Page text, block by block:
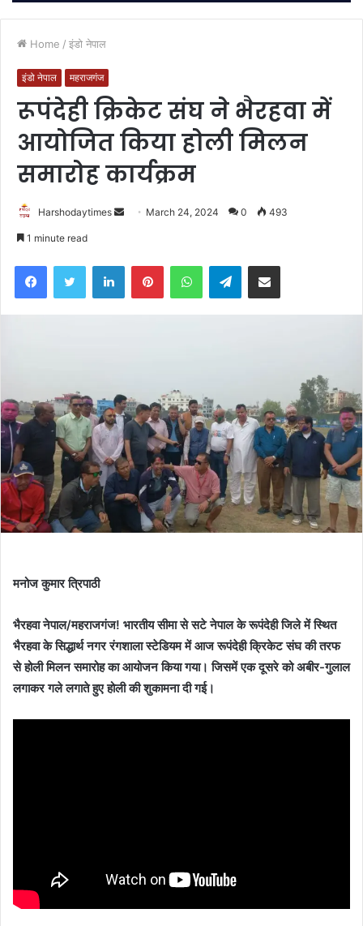
Home / इंडो नेपाल
इंडो नेपाल महराजगंज
रूपंदेही क्रिकेट संघ ने भैरहवा में
आयोजित किया होली मिलन
समारोह कार्यक्रम
Harshodaytimes
Send March 24, 2024 0 493
1 minute read
FacebookTwitter LinkedInPinterestWhatsAppTelegramShare via Email
मनोज कुमार त्रिपाठी
भैरहवा नेपाल/महराजगंज! भारतीय सीमा से सटे नेपाल के रूपंदेही जिले में स्थित
भैरहवा के सिद्धार्थ नगर रंगशाला स्टेडियम में आज रूपंदेही क्रिकेट संघ की तरफ
से होली मिलन समारोह का आयोजन किया गया। जिसमें एक दूसरे को अबीर-गुलाल
लगाकर गले लगाते हुए होली की शुकामना दी गई।